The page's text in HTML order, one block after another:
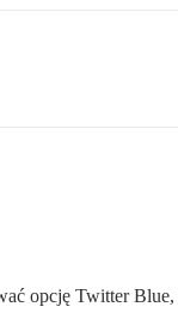
opcję Twitter